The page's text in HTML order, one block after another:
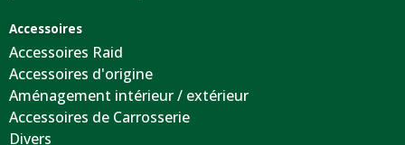
Accessoires
Accessoires Raid
Accessoires d'origine
Aménagement intérieur / extérieur
Accessoires de Carrosserie
Divers